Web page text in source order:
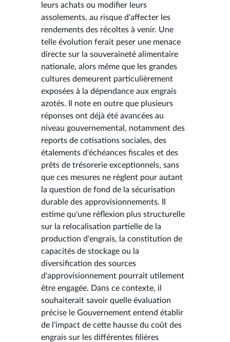
leurs achats ou modifier leurs
assolements, au risque d'affecter les
rendements des récoltes à venir. Une
telle évolution ferait peser une menace
directe sur la souveraineté alimentaire
nationale, alors même que les grandes
cultures demeurent particulièrement
exposées à la dépendance aux engrais
azotés. Il note en outre que plusieurs
réponses ont déjà été avancées au
niveau gouvernemental, notamment des
reports de cotisations sociales, des
étalements d'échéances fiscales et des
prêts de trésorerie exceptionnels, sans
que ces mesures ne règlent pour autant
la question de fond de la sécurisation
durable des approvisionnements. Il
estime qu'une réflexion plus structurelle
sur la relocalisation partielle de la
production d'engrais, la constitution de
capacités de stockage ou la
diversification des sources
d'approvisionnement pourrait utilement
être engagée. Dans ce contexte, il
souhaiterait savoir quelle évaluation
précise le Gouvernement entend établir
de l'impact de cette hausse du coût des
engrais sur les différentes filières